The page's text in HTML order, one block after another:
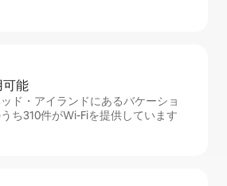
能
ド・アイランドにあるバケーショ
ち310件がWi-Fiを提供しています